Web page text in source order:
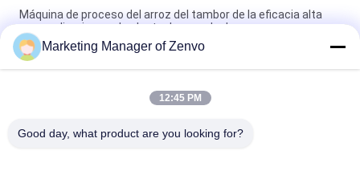
Máquina de proceso del arroz del tambor de la eficacia alta
pre que limpia para la planta de secado de grano
20 Ton/H galvanizaron el elevador de cubo para Paddy Drying
Plant
Compresor de aire de rosca de poco ruido para el clasificador
Marketing Manager of Zenvo
12:45 PM
Good day, what product are you looking for?